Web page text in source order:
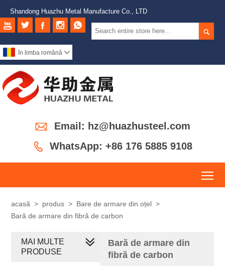
Shandong Huazhu Metal Manufacture Co., LTD

    
în limba română 
 Email: hz@huazhusteel.com
 WhatsApp: +86 176 5885 9108
acasă > produs > Bare de armare din oțel >
Bară de armare din fibră de carbon
Bară de armare din
fibră de carbon
MAI MULTE
PRODUSE